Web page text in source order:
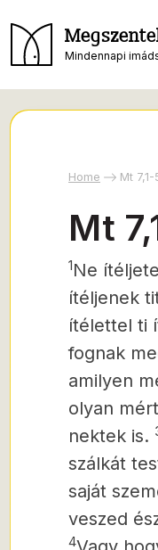
Mindennapi
Home Mt 7,1-
Mt
1Ne
ítéljenek
ítélettel ti
fognak
amilyen
olyan
nektek is.
szálkát
saját
veszed
4